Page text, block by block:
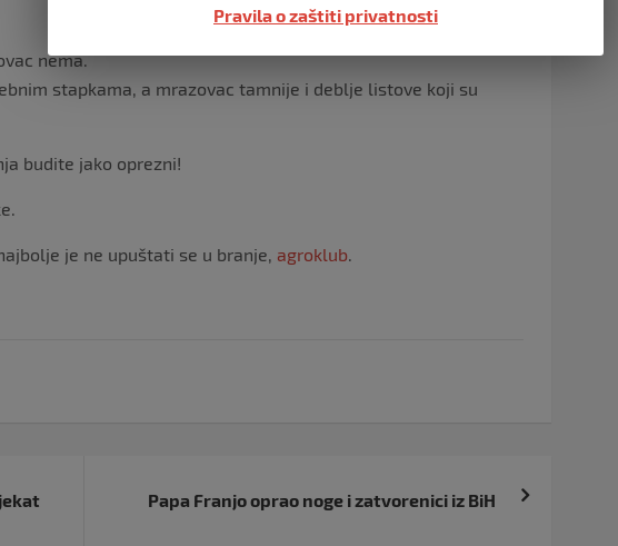
nema.
stapkama, a mrazovac tamnije i deblje listove koji su
budite jako oprezni!
je ne upuštati se u branje, agroklub.
Papa Franjo oprao noge i zatvorenici iz BiH
Pravila o zaštiti privatnosti